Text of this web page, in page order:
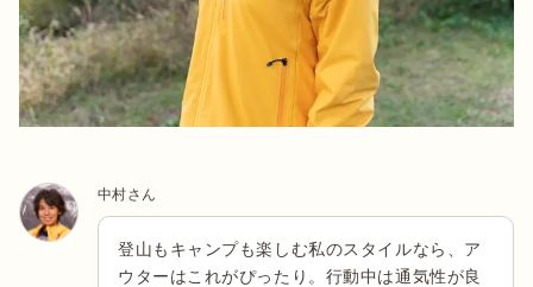
中村さん
登山もキャンプも楽しむ私のスタイルなら、ア
ウターはこれがぴったり。行動中は通気性が良